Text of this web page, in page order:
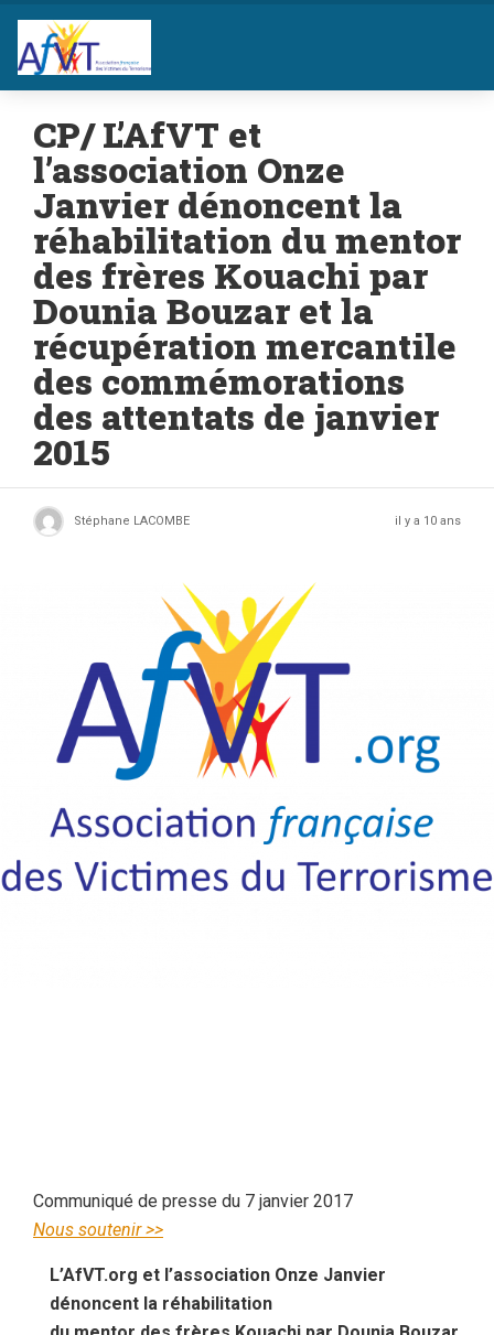
CP/ L’AfVT et
l’association Onze
Janvier dénoncent la
réhabilitation du mentor
des frères Kouachi par
Dounia Bouzar et la
récupération mercantile
des commémorations
des attentats de janvier
2015
Stéphane LACOMBE il y a 10 ans
Communiqué de presse du 7 janvier 2017
Nous soutenir >>
L’AfVT.org et l’association Onze Janvier
dénoncent la réhabilitation